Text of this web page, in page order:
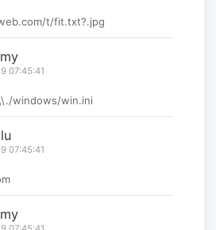
t/fit.txt?.jpg
07:45:41
windows/win.ini
07:45:41